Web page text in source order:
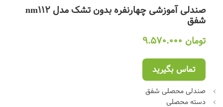
صندلی آموزشی چهارنفره بدون تشک مدل nm112
شفق
تومان
تماس بگیرید
صندلی محصلی شفق
دسته محصلی